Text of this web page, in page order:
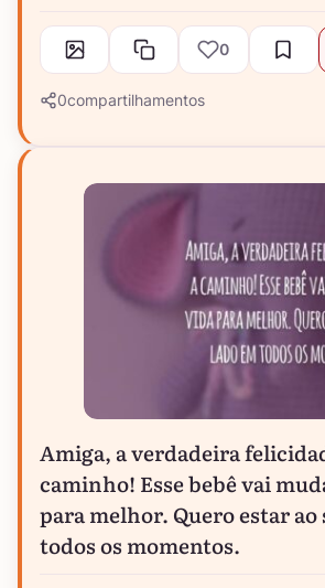
0
0compartilhamentos
Amiga, a verdadeira
caminho! Esse bebê vai
para melhor. Quero estar ao
todos os momentos.